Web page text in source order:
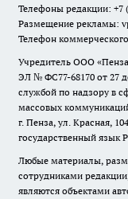
Телефоны редакции: +7
Размещение рекламы:
Телефон
Учредитель ООО
ЭЛ № ФС77-68170 от 27
службой по надзору в
массовых
г. Пенза, ул. Красная,
государственный язык
Любые материалы,
сотрудниками
являются объектами